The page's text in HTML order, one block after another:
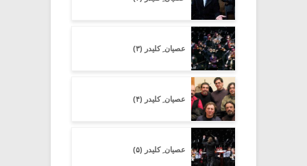
عصیان ِ کلیدر (۳)
عصیان ِ کلیدر (۴)
عصیان ِ کلیدر (۵)